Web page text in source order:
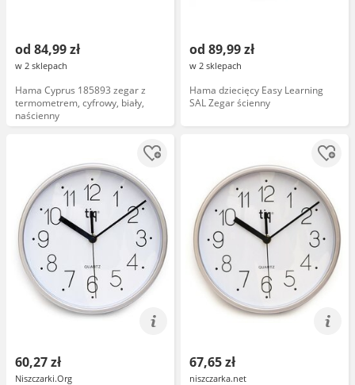
od 84,99 zł
w 2 sklepach
Hama Cyprus 185893 zegar z
termometrem, cyfrowy, biały,
naścienny
od 89,99 zł
w 2 sklepach
Hama dziecięcy Easy Learning
SAL Zegar ścienny
60,27 zł
Niszczarki.Org
67,65 zł
niszczarka.net